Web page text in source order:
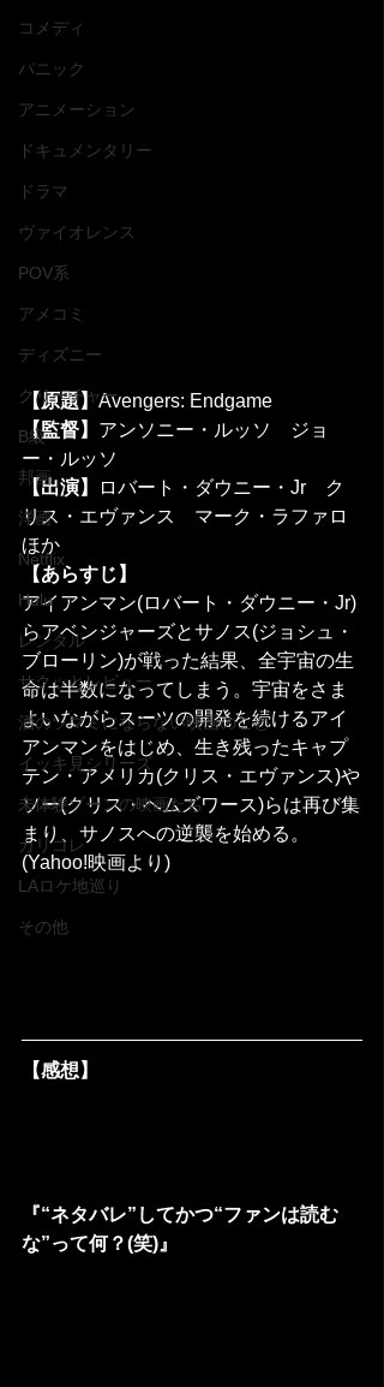
コメディ
パニック
アニメーション
ドキュメンタリー
ドラマ
ヴァイオレンス
POV系
アメコミ
ディズニー
クリーチャー
B級
邦画
洋画
Netflix
Hulu
レンタル
サクッとレビュー
酒のツマミにならない映画のこと
イッキ見シリーズ
未体験ゾーンの映画たち
カリコレ
LAロケ地巡り
その他
【原題】Avengers: Endgame
【監督】 アンソニー・ルッソ　ジョ
ー・ルッソ
【出演】
ロバート・ダウニー・Jr　ク
リス・エヴァンス　マーク・ラファロ
ほか
【あらすじ】
アイアンマン(ロバート・ダウニー・Jr)
らアベンジャーズとサノス(ジョシュ・
ブローリン)が戦った結果、全宇宙の生
命は半数になってしまう。宇宙をさま
よいながらスーツの開発を続けるアイ
アンマンをはじめ、生き残ったキャプ
テン・アメリカ(クリス・エヴァンス)や
ソー(クリス・ヘムズワース)らは再び集
まり、サノスへの逆襲を始める。
(Yahoo!映画より)
【感想】
『“ネタバレ”してかつ“ファンは読む
な”って何？(笑)』